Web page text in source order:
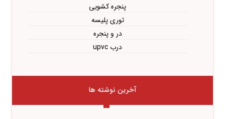
پنجره کشویی
توری پلیسه
در و پنجره
درب upvc
آخرین نوشته ها